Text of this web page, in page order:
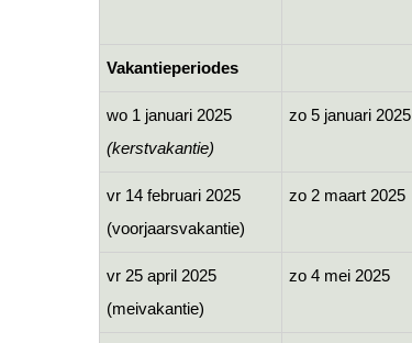
Vakantieperiodes
wo 1 januari 2025
(kerstvakantie)
zo 5 januari 2025
vr 14 februari 2025
(voorjaarsvakantie)
zo 2 maart 2025
vr 25 april 2025
(meivakantie)
zo 4 mei 2025